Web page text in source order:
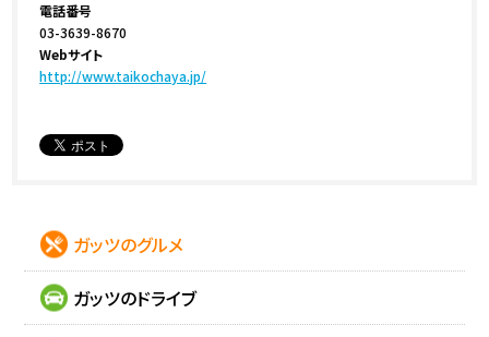
電話番号
03-3639-8670
Webサイト
http://www.taikochaya.jp/
ガッツのグルメ
ガッツのドライブ